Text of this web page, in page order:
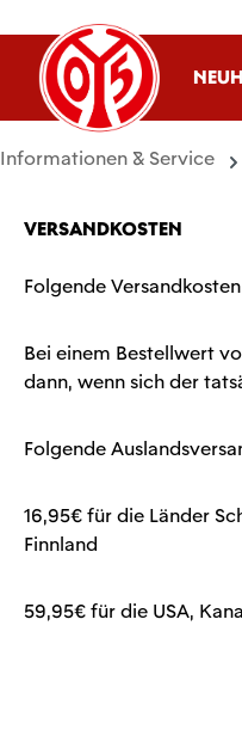
Hauptinhalt springen
Zur Suche springen
Zur Hauptnavigation
Informationen & Service
VERSANDKOSTEN
Folgende
Bei einem Bestellwert
dann, wenn sich der
Folgende
16,95€ für die Länder
Finnland
59,95€ für die USA,